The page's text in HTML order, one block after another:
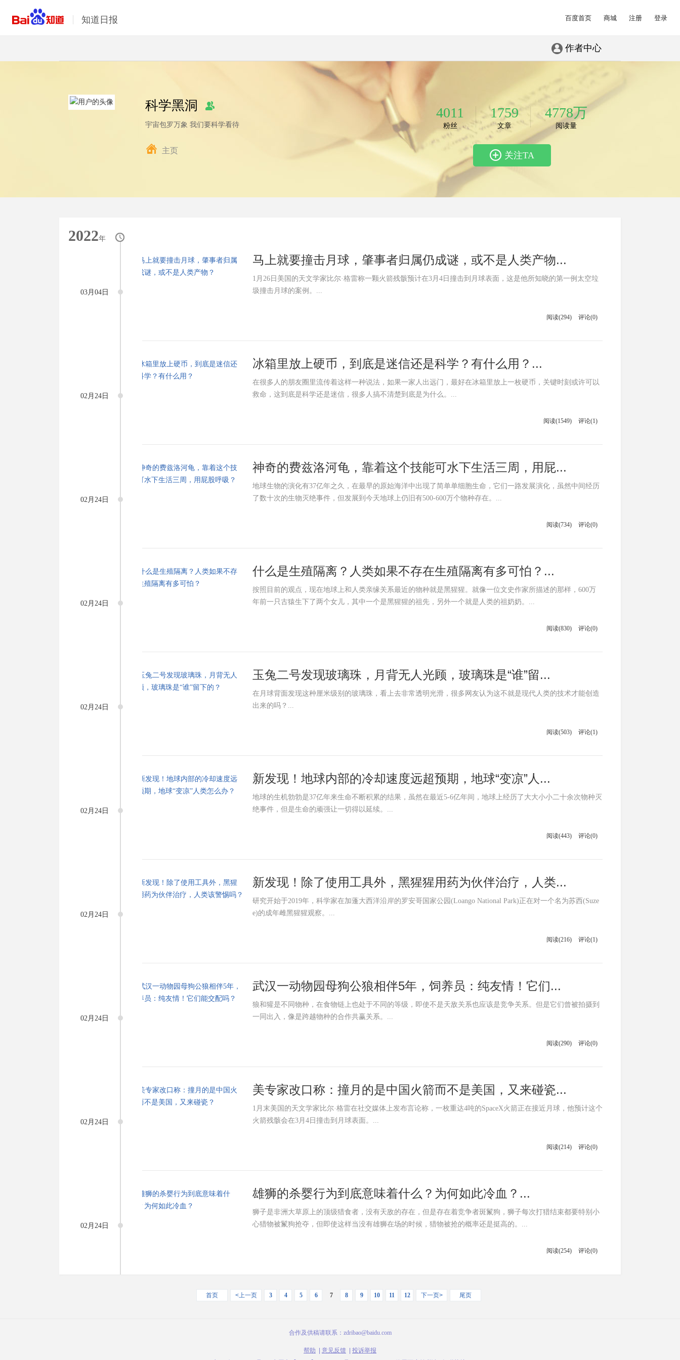
百度首页 商城 注册 登录
知道日报
作者中心
科学黑洞
宇宙包罗万象 我们要科学看待
主页
4011
粉丝
1759
文章
4778万
阅读量
关注TA
2022年
03月04日
02月24日
02月24日
02月24日
02月24日
02月24日
02月24日
02月24日
02月24日
02月24日
马上就要撞击月球，肇事者归属仍成谜，或不是人类产物...
1月26日美国的天文学家比尔·格雷称一颗火箭残骸预计在3月4日撞击到月球表面，这是他所知晓的第一例太空垃
圾撞击月球的案例。...
阅读(294) 评论(0)
冰箱里放上硬币，到底是迷信还是科学？有什么用？...
在很多人的朋友圈里流传着这样一种说法，如果一家人出远门，最好在冰箱里放上一枚硬币，关键时刻或许可以
救命，这到底是科学还是迷信，很多人搞不清楚到底是为什么。...
阅读(1549) 评论(1)
神奇的费兹洛河龟，靠着这个技能可水下生活三周，用屁...
地球生物的演化有37亿年之久，在最早的原始海洋中出现了简单单细胞生命，它们一路发展演化，虽然中间经历
了数十次的生物灭绝事件，但发展到今天地球上仍旧有500-600万个物种存在。...
阅读(734) 评论(0)
什么是生殖隔离？人类如果不存在生殖隔离有多可怕？...
按照目前的观点，现在地球上和人类亲缘关系最近的物种就是黑猩猩。就像一位文史作家所描述的那样，600万
年前一只古猿生下了两个女儿，其中一个是黑猩猩的祖先，另外一个就是人类的祖奶奶。...
阅读(830) 评论(0)
玉兔二号发现玻璃珠，月背无人光顾，玻璃珠是“谁”留...
在月球背面发现这种厘米级别的玻璃珠，看上去非常透明光滑，很多网友认为这不就是现代人类的技术才能创造
出来的吗？...
阅读(503) 评论(1)
新发现！地球内部的冷却速度远超预期，地球“变凉”人...
地球的生机勃勃是37亿年来生命不断积累的结果，虽然在最近5-6亿年间，地球上经历了大大小小二十余次物种灭
绝事件，但是生命的顽强让一切得以延续。...
阅读(443) 评论(0)
新发现！除了使用工具外，黑猩猩用药为伙伴治疗，人类...
研究开始于2019年，科学家在加蓬大西洋沿岸的罗安哥国家公园(Loango National Park)正在对一个名为苏西(Suze
e)的成年雌黑猩猩观察。...
阅读(216) 评论(1)
武汉一动物园母狗公狼相伴5年，饲养员：纯友情！它们...
狼和獾是不同物种，在食物链上也处于不同的等级，即使不是天敌关系也应该是竞争关系。但是它们曾被拍摄到
一同出入，像是跨越物种的合作共赢关系。...
阅读(290) 评论(0)
美专家改口称：撞月的是中国火箭而不是美国，又来碰瓷...
1月末美国的天文学家比尔·格雷在社交媒体上发布言论称，一枚重达4吨的SpaceX火箭正在接近月球，他预计这个
火箭残骸会在3月4日撞击到月球表面。...
阅读(214) 评论(0)
雄狮的杀婴行为到底意味着什么？为何如此冷血？...
狮子是非洲大草原上的顶级猎食者，没有天敌的存在，但是存在着竞争者斑鬣狗，狮子每次打猎结束都要特别小
心猎物被鬣狗抢夺，但即使这样当没有雄狮在场的时候，猎物被抢的概率还是挺高的。...
阅读(254) 评论(0)
首页 <上一页 3 4 5 6 7 8 9 10 11 12 下一页> 尾页
合作及供稿请联系：zdribao@baidu.com
帮助 意见反馈
投诉举报